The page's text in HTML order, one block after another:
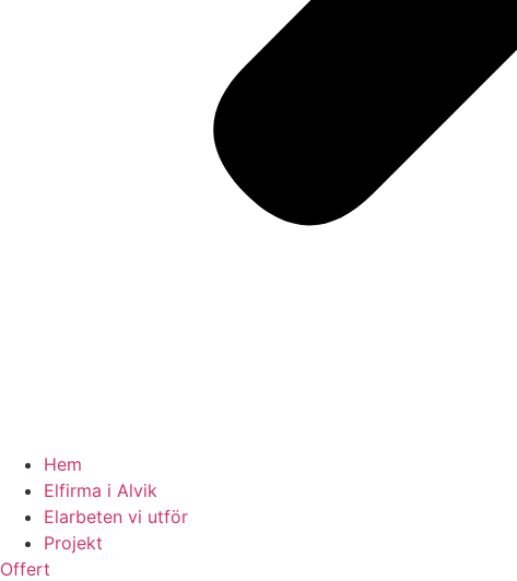
Hem
Elfirma i Alvik
Elarbeten vi utför
Projekt
Offert